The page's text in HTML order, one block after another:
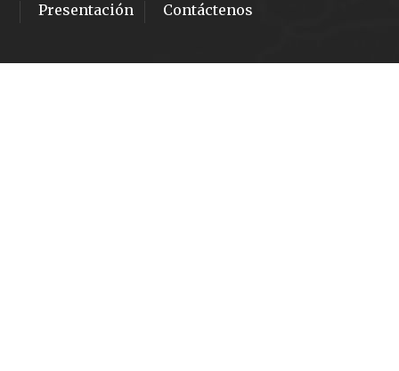
Presentación Contáctenos